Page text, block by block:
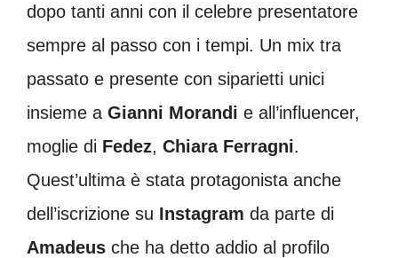
dopo tanti anni con il celebre presentatore
sempre al passo con i tempi. Un mix tra
passato e presente con siparietti unici
insieme a Gianni Morandi e all’influencer,
moglie di Fedez, Chiara Ferragni.
Quest’ultima è stata protagonista anche
dell’iscrizione su Instagram da parte di
Amadeus che ha detto addio al profilo